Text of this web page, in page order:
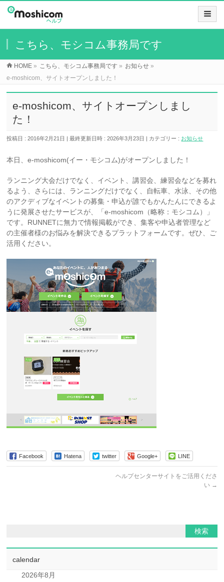
こちら、モシコム事務局です
HOME » こちら、モシコム事務局です » お知らせ »
e-moshicom、サイトオープンしました！
e-moshicom、サイトオープンしまし
た！
投稿日 : 2016年2月21日 最終更新日時 : 2026年3月23日 カテゴリー : お知らせ
本日、e-moshicom(イー・モシコム)がオープンしました！
ランニング大会だけでなく、イベント、講習会、練習会などを募れ
るよう、さらには、ランニングだけでなく、自転車、水泳、その他
のアクディブなイベントの募集・申込が誰でもかんたんにできるよ
うに発展させたサービスが、「e-moshicom（略称：モシコム）」
です。RUNNETに無力で情報掲載ができ、集客や申込者管理など
の主催者様のお悩みを解決できるプラットフォームです。ぜひ、ご
活用ください。
Facebook Hatena twitter Google+ LINE
ヘルプセンターサイトをご活用くださ
い →
calendar
2026年8月